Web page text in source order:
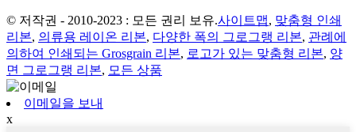
© 저작권 - 2010-2023 : 모든 권리 보유.사이트맵, 맞춤형 인쇄
리본, 의류용 레이온 리본, 다양한 폭의 그로그랭 리본, 관례에
의하여 인쇄되는 Grosgrain 리본, 로고가 있는 맞춤형 리본, 양
면 그로그랭 리본, 모든 상품
이메일을 보내
x